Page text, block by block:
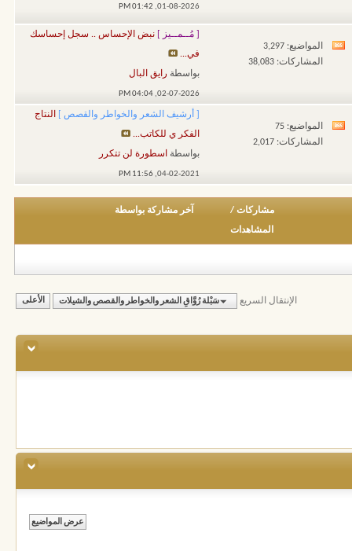
هذا
المنتدى
01-08-2026,
01:42 PM
مشاهدة
المواضيع: 3,297
المشاركات: 38,083
[ مُــمــيز ] نبض الإحساس .. سجل إحساسك
في...
بواسطة رايق البال
02-07-2026,
04:04 PM
مشاهدة
المواضيع: 75
المشاركات: 2,017
[ أرشيف الشعر والخواطر والقصص ] النتاج
الفكر ي للكاتب...
بواسطة اسطورة لن تتكرر
04-02-2021,
11:56 PM
مشاركات /
المشاهدات
آخر مشاركة بواسطة
الإنتقال السريع سَبْلة رُوَّاقِ الشعر والخواطر والقصص والشيلات الأعلى